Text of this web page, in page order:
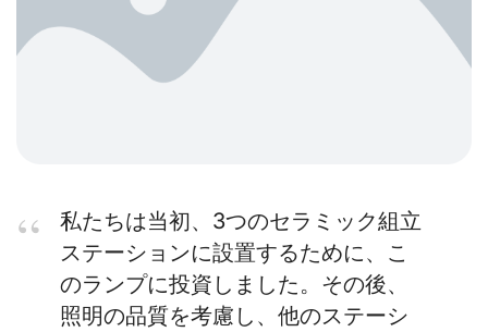
私たちは当初、3つのセラミック組立
ステーションに設置するために、こ
のランプに投資しました。その後、
照明の品質を考慮し、他のステーシ